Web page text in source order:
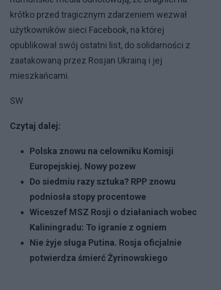
krótko przed tragicznym zdarzeniem wezwał
użytkowników sieci Facebook, na której
opublikował swój ostatni list, do solidarności z
zaatakowaną przez Rosjan Ukrainą i jej
mieszkańcami.
SW
Czytaj dalej:
Polska znowu na celowniku Komisji
Europejskiej. Nowy pozew
Do siedmiu razy sztuka? RPP znowu
podniosła stopy procentowe
Wiceszef MSZ Rosji o działaniach wobec
Kaliningradu: To igranie z ogniem
Nie żyje sługa Putina. Rosja oficjalnie
potwierdza śmierć Żyrinowskiego